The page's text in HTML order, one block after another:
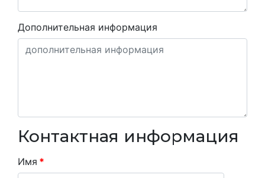
Дополнительная информация
Контактная информация
Имя *